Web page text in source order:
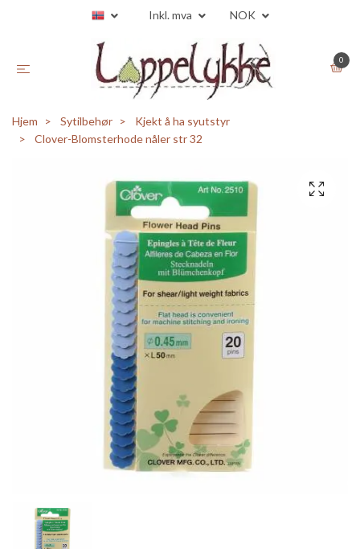
Inkl. mva NOK
0
Hjem Sytilbehør
Kjekt å ha syutstyr
Clover-Blomsterhode nåler str 32